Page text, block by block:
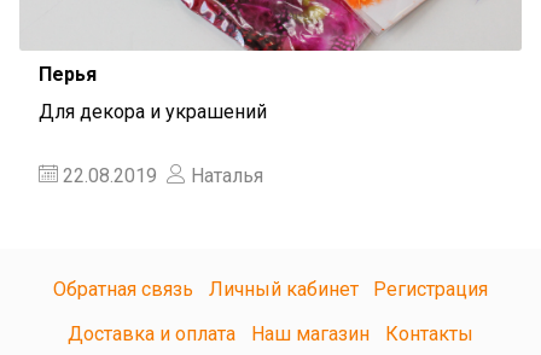
Перья
Для декора и украшений
22.08.2019 Наталья
Обратная связь Личный кабинет
Регистрация
Доставка и оплата
Наш магазин Контакты